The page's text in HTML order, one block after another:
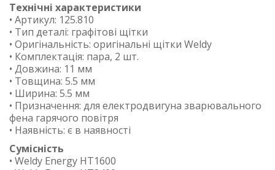
Технічні характеристики
• Артикул: 125.810
• Тип деталі: графітові щітки
• Оригінальність: оригінальні щітки Weldy
• Комплектація: пара, 2 шт.
• Довжина: 11 мм
• Товщина: 5.5 мм
• Ширина: 5.5 мм
• Призначення: для електродвигуна зварювального
фена гарячого повітря
• Наявність: є в наявності
Сумісність
• Weldy Energy HT1600